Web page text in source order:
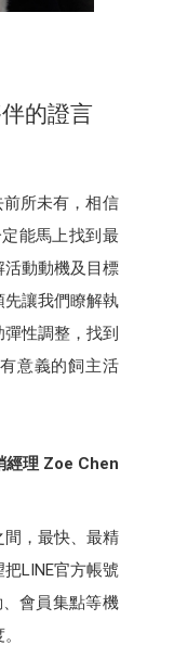
的證言
前所未有，相信
能馬上找到最
動動機及目標
讓我們瞭解執
性調整，找到
意義的飼主活
經理 Zoe Chen
間，最快、最精
LINE官方帳號
會員集點等機